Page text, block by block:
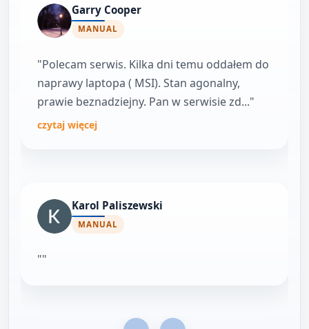
Garry Cooper
MANUAL
"Polecam serwis. Kilka dni temu oddałem do
naprawy laptopa ( MSI). Stan agonalny,
prawie beznadziejny. Pan w serwisie zd..."
czytaj więcej
Karol Paliszewski
MANUAL
""